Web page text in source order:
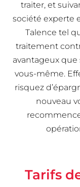
traiter, et
société experte
Talence tel
traitement
avantageux que
vous-même.
risquez
nouveau
Tarifs